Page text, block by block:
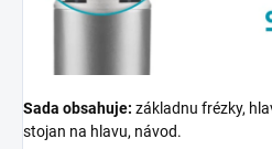
Sada obsahuje: základnu frézky,
stojan na hlavu, návod.